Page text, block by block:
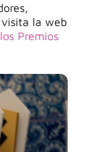
la web
Premios